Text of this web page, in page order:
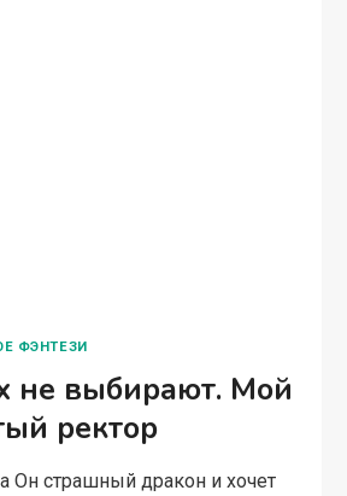
ФЭНТЕЗИ
не выбирают. Мой
ректор
Он страшный дракон и хочет